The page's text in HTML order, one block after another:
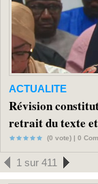
ACTUALITE
Révision
retrait du texte
(0 vote) | 0
1 sur 411